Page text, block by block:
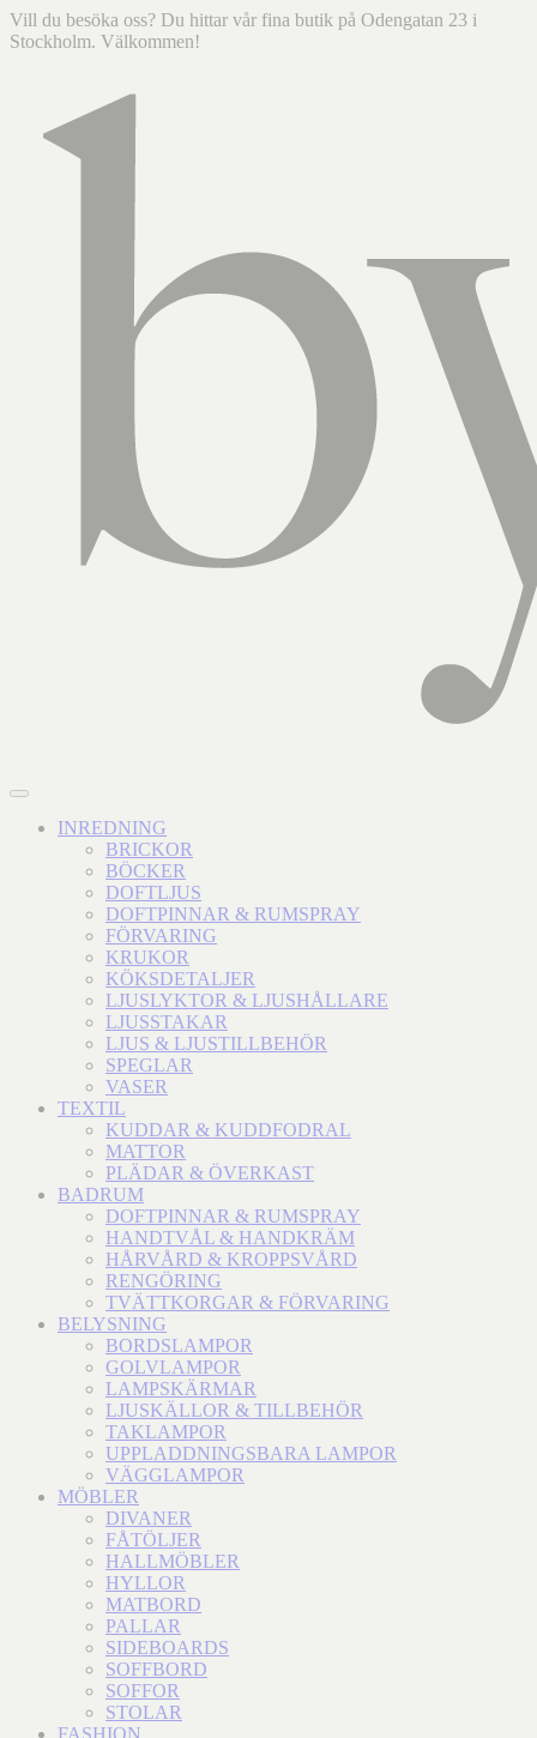
Vill du besöka oss? Du hittar vår fina butik på Odengatan 23 i
Stockholm. Välkommen!
INREDNING
BRICKOR
BÖCKER
DOFTLJUS
DOFTPINNAR & RUMSPRAY
FÖRVARING
KRUKOR
KÖKSDETALJER
LJUSLYKTOR & LJUSHÅLLARE
LJUSSTAKAR
LJUS & LJUSTILLBEHÖR
SPEGLAR
VASER
TEXTIL
KUDDAR & KUDDFODRAL
MATTOR
PLÄDAR & ÖVERKAST
BADRUM
DOFTPINNAR & RUMSPRAY
HANDTVÅL & HANDKRÄM
HÅRVÅRD & KROPPSVÅRD
RENGÖRING
TVÄTTKORGAR & FÖRVARING
BELYSNING
BORDSLAMPOR
GOLVLAMPOR
LAMPSKÄRMAR
LJUSKÄLLOR & TILLBEHÖR
TAKLAMPOR
UPPLADDNINGSBARA LAMPOR
VÄGGLAMPOR
MÖBLER
DIVANER
FÅTÖLJER
HALLMÖBLER
HYLLOR
MATBORD
PALLAR
SIDEBOARDS
SOFFBORD
SOFFOR
STOLAR
FASHION